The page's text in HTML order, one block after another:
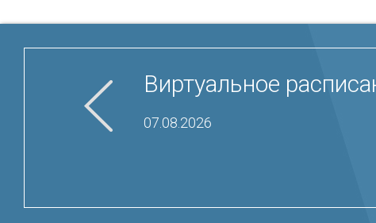
Виртуальное
07.08.2026